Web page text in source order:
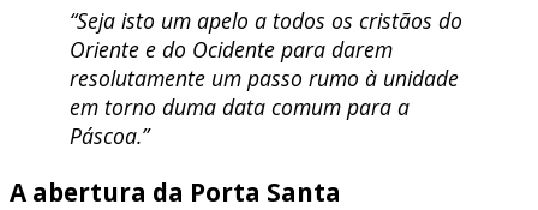
“Seja isto um apelo a todos os cristãos do
Oriente e do Ocidente para darem
resolutamente um passo rumo à unidade
em torno duma data comum para a
Páscoa.”
A abertura da Porta Santa